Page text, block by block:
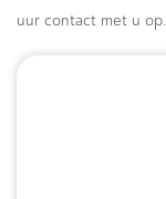
uur contact met u op.